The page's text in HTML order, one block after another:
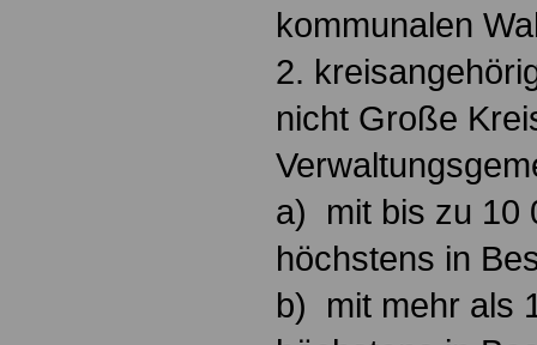
kommunalen
2.
nicht Große
a) mit bis zu 10
höchstens in
b) mit mehr als